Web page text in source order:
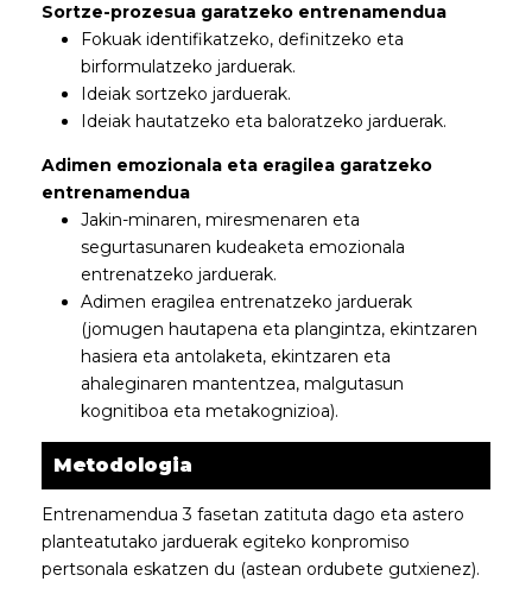
Sortze-prozesua garatzeko entrenamendua
Fokuak identifikatzeko, definitzeko eta
birformulatzeko jarduerak.
Ideiak sortzeko jarduerak.
Ideiak hautatzeko eta baloratzeko jarduerak.
Adimen emozionala eta eragilea garatzeko
entrenamendua
Jakin-minaren, miresmenaren eta
segurtasunaren kudeaketa emozionala
entrenatzeko jarduerak.
Adimen eragilea entrenatzeko jarduerak
(jomugen hautapena eta plangintza, ekintzaren
hasiera eta antolaketa, ekintzaren eta
ahaleginaren mantentzea, malgutasun
kognitiboa eta metakognizioa).
Metodologia
Entrenamendua 3 fasetan zatituta dago eta astero
planteatutako jarduerak egiteko konpromiso
pertsonala eskatzen du (astean ordubete gutxienez).